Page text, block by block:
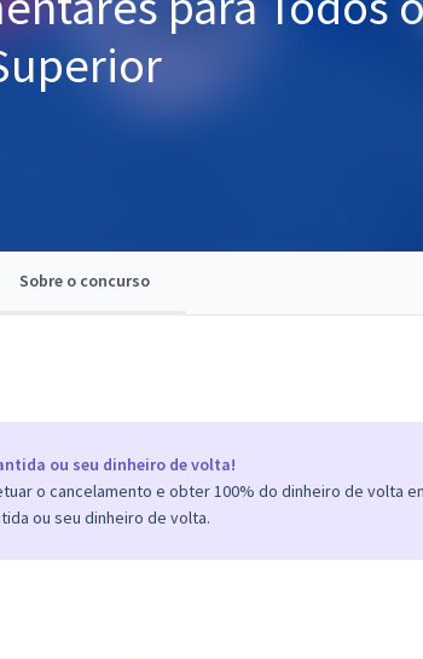
Sobre o concurso
ou seu dinheiro de volta!
o cancelamento e obter 100% do dinheiro de volta
ou seu dinheiro de volta.